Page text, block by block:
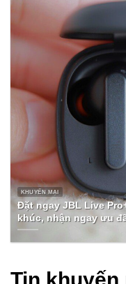
KHUYẾN MẠI
Đặt ngay JBL Live
khúc, nhận ngay ưu